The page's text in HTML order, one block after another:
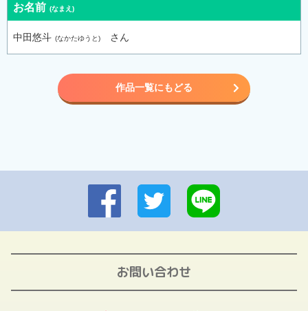
お名前
中田悠斗 さん
作品一覧にもどる
お問い合わせ